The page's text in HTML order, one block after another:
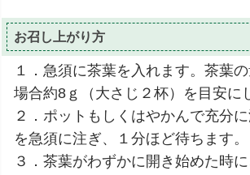
お召し上がり方
１．急須に茶葉を入れます。茶葉
場合約8ｇ（大さじ２杯）を目安に
２．ポットもしくはやかんで充分
を急須に注ぎ、１分ほど待ちます。
３．茶葉がわずかに開き始めた時